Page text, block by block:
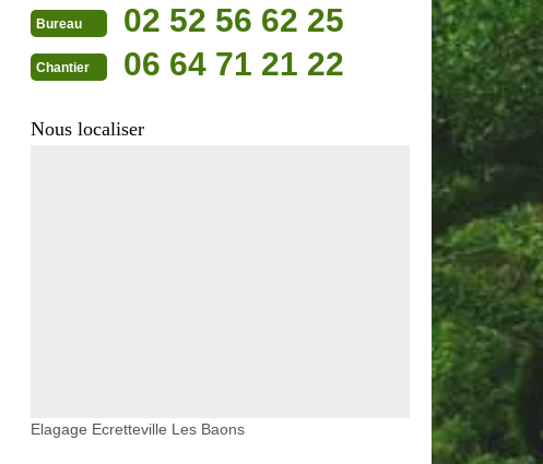
Bureau 02 52 56 62 25
Chantier 06 64 71 21 22
Nous localiser
Elagage Ecretteville Les Baons